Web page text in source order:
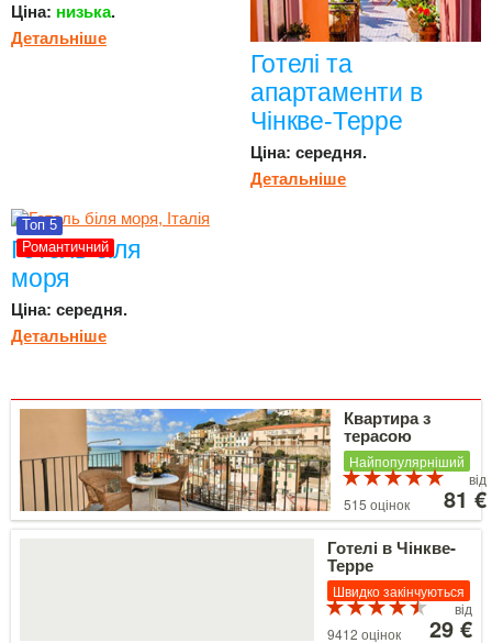
Ціна: низька.
Детальніше
Готелі та
апартаменти в
Чінкве-Терре
Ціна: середня.
Детальніше
Топ 5
Романтичний
Готель біля
моря
Ціна: середня.
Детальніше
Квартира з
терасою
Найпопулярніший
5 з 5
515 оцінок
Ціни
від
81 €
від
81 €
Детальніше
Готелі в Чінкве-
Терре
Швидко закінчуються
4.5 з 5
9412 оцінок
Ціни
від
від
29 €
Детальніше